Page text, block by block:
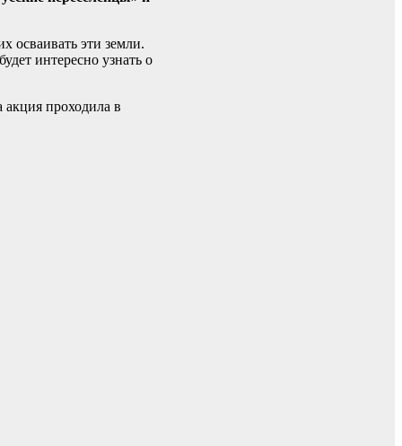
осваивать эти земли.
интересно узнать о
проходила в